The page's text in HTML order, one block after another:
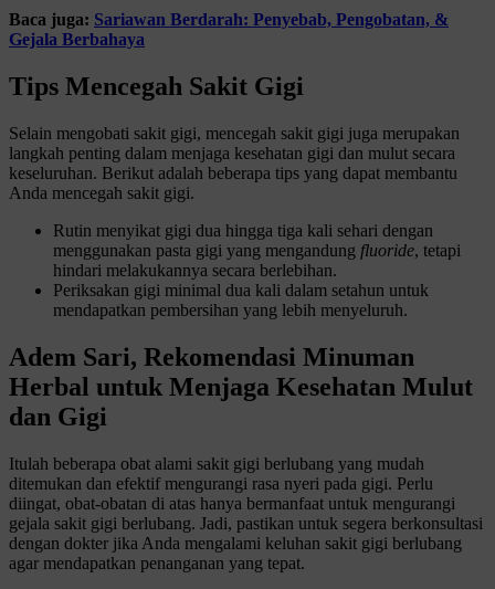
Baca juga: Sariawan Berdarah: Penyebab, Pengobatan, &
Gejala Berbahaya
Tips Mencegah Sakit Gigi
Selain mengobati sakit gigi, mencegah sakit gigi juga merupakan
langkah penting dalam menjaga kesehatan gigi dan mulut secara
keseluruhan. Berikut adalah beberapa tips yang dapat membantu
Anda mencegah sakit gigi.
Rutin menyikat gigi dua hingga tiga kali sehari dengan
menggunakan pasta gigi yang mengandung fluoride, tetapi
hindari melakukannya secara berlebihan.
Periksakan gigi minimal dua kali dalam setahun untuk
mendapatkan pembersihan yang lebih menyeluruh.
Adem Sari, Rekomendasi Minuman
Herbal untuk Menjaga Kesehatan Mulut
dan Gigi
Itulah beberapa obat alami sakit gigi berlubang yang mudah
ditemukan dan efektif mengurangi rasa nyeri pada gigi. Perlu
diingat, obat-obatan di atas hanya bermanfaat untuk mengurangi
gejala sakit gigi berlubang. Jadi, pastikan untuk segera berkonsultasi
dengan dokter jika Anda mengalami keluhan sakit gigi berlubang
agar mendapatkan penanganan yang tepat.